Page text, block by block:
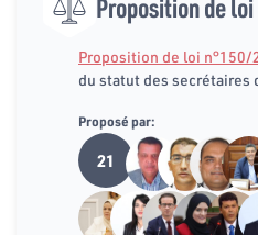
Proposition de loi
Proposition de loi n°150/
du statut des secrétaires
Proposé par:
21